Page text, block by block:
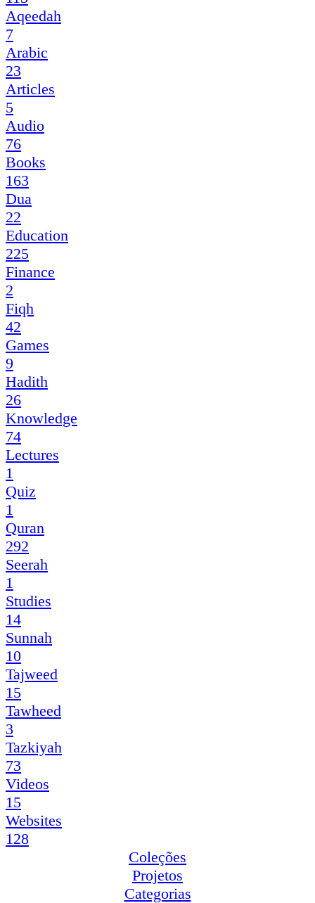
Aqeedah
7
Arabic
23
Articles
5
Audio
76
Books
163
Dua
22
Education
225
Finance
2
Fiqh
42
Games
9
Hadith
26
Knowledge
74
Lectures
1
Quiz
1
Quran
292
Seerah
1
Studies
14
Sunnah
10
Tajweed
15
Tawheed
3
Tazkiyah
73
Videos
15
Websites
128
Coleções
Projetos
Categorias